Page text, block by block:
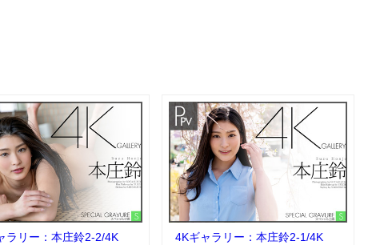
ラリー：本庄鈴2-2/4K
4Kギャラリー：本庄鈴2-1/4K